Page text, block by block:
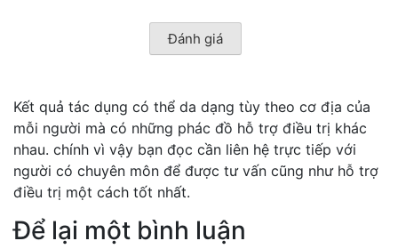
Kết quả tác dụng có thể da dạng tùy theo cơ địa của
mỗi người mà có những phác đồ hỗ trợ điều trị khác
nhau. chính vì vậy bạn đọc cần liên hệ trực tiếp với
người có chuyên môn để được tư vấn cũng như hỗ trợ
điều trị một cách tốt nhất.
Để lại một bình luận